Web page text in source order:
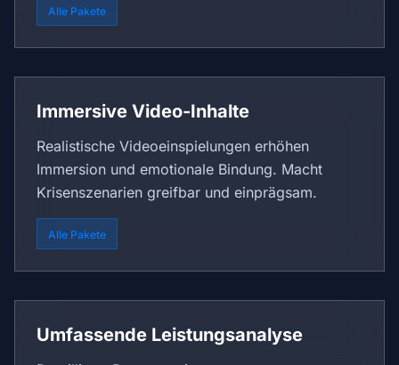
Alle Pakete
Immersive Video-Inhalte
Realistische Videoeinspielungen erhöhen
Immersion und emotionale Bindung. Macht
Krisenszenarien greifbar und einprägsam.
Alle Pakete
Umfassende Leistungsanalyse